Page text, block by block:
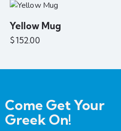
Yellow Mug
$152.00
Come Get Your
Greek On!